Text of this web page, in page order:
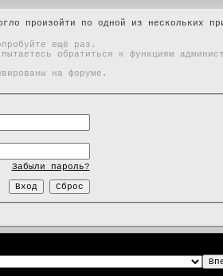
произойти по одной из нескольких
ещё раз.
обратиться к функциям
на форуме.
Забыли пароль?